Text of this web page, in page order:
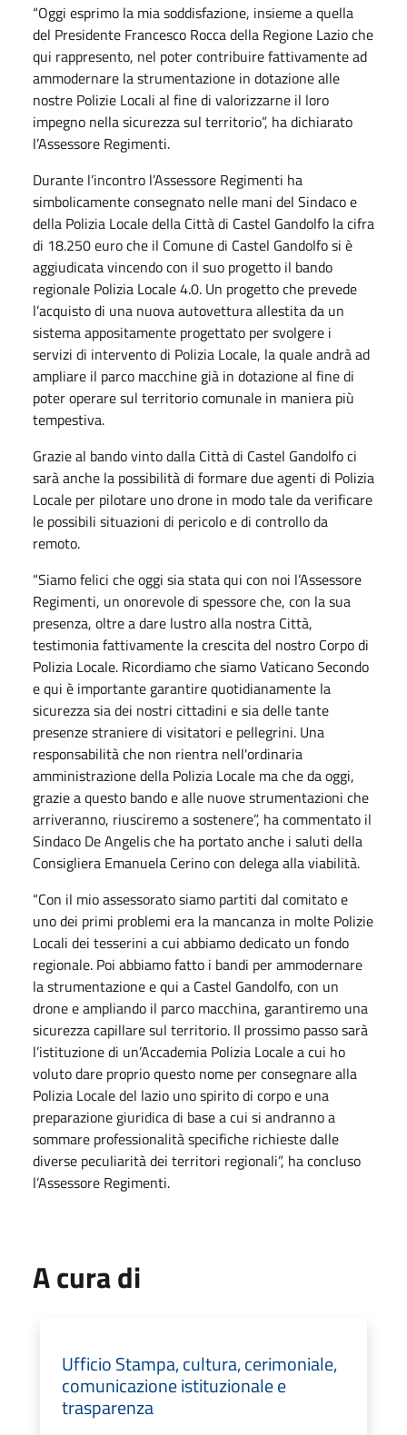
“Oggi esprimo la mia soddisfazione, insieme a quella
del Presidente Francesco Rocca della Regione Lazio che
qui rappresento, nel poter contribuire fattivamente ad
ammodernare la strumentazione in dotazione alle
nostre Polizie Locali al fine di valorizzarne il loro
impegno nella sicurezza sul territorio”, ha dichiarato
l’Assessore Regimenti.
Durante l’incontro l’Assessore Regimenti ha
simbolicamente consegnato nelle mani del Sindaco e
della Polizia Locale della Città di Castel Gandolfo la cifra
di 18.250 euro che il Comune di Castel Gandolfo si è
aggiudicata vincendo con il suo progetto il bando
regionale Polizia Locale 4.0. Un progetto che prevede
l’acquisto di una nuova autovettura allestita da un
sistema appositamente progettato per svolgere i
servizi di intervento di Polizia Locale, la quale andrà ad
ampliare il parco macchine già in dotazione al fine di
poter operare sul territorio comunale in maniera più
tempestiva.
Grazie al bando vinto dalla Città di Castel Gandolfo ci
sarà anche la possibilità di formare due agenti di Polizia
Locale per pilotare uno drone in modo tale da verificare
le possibili situazioni di pericolo e di controllo da
remoto.
“Siamo felici che oggi sia stata qui con noi l’Assessore
Regimenti, un onorevole di spessore che, con la sua
presenza, oltre a dare lustro alla nostra Città,
testimonia fattivamente la crescita del nostro Corpo di
Polizia Locale. Ricordiamo che siamo Vaticano Secondo
e qui è importante garantire quotidianamente la
sicurezza sia dei nostri cittadini e sia delle tante
presenze straniere di visitatori e pellegrini. Una
responsabilità che non rientra nell'ordinaria
amministrazione della Polizia Locale ma che da oggi,
grazie a questo bando e alle nuove strumentazioni che
arriveranno, riusciremo a sostenere”, ha commentato il
Sindaco De Angelis che ha portato anche i saluti della
Consigliera Emanuela Cerino con delega alla viabilità.
“Con il mio assessorato siamo partiti dal comitato e
uno dei primi problemi era la mancanza in molte Polizie
Locali dei tesserini a cui abbiamo dedicato un fondo
regionale. Poi abbiamo fatto i bandi per ammodernare
la strumentazione e qui a Castel Gandolfo, con un
drone e ampliando il parco macchina, garantiremo una
sicurezza capillare sul territorio. Il prossimo passo sarà
l’istituzione di un’Accademia Polizia Locale a cui ho
voluto dare proprio questo nome per consegnare alla
Polizia Locale del lazio uno spirito di corpo e una
preparazione giuridica di base a cui si andranno a
sommare professionalità specifiche richieste dalle
diverse peculiarità dei territori regionali”, ha concluso
l’Assessore Regimenti.
A cura di
Ufficio Stampa, cultura, cerimoniale,
comunicazione istituzionale e
trasparenza